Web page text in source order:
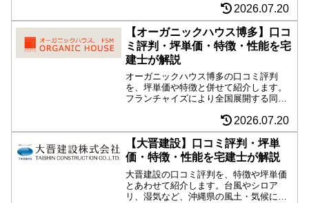
2026.07.20
【オーガニックハウス博多】口コ
ミ評判・坪単価・特徴・性能を宅
建士が解説
オーガニックハウス博多の口コミ評判
を、坪単価や特徴と併せて紹介します。
フランチャイズにより全国展開する同商
のデザインを採用できる、オシャレな注
文住宅を検討する方は必見です。制震・
耐震性能などへのこだわりも高く、安心
感があるのもポイント。
2026.07.20
【大晋建設】口コミ評判・坪単
価・特徴・性能を宅建士が解説
大晋建設の口コミ評判を、特徴や坪単価
とあわせて紹介します。台風やシロア
リ、湿気など、沖縄県の風土・気候にあ